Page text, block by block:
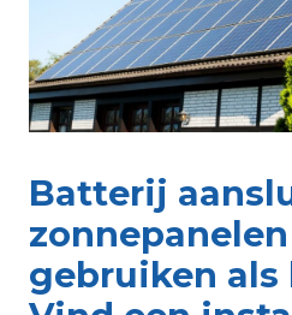
Batterij
gebruiken als